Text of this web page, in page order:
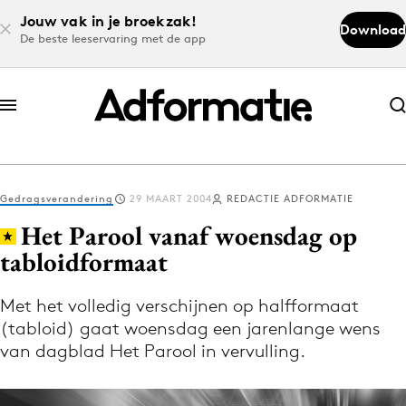
Jouw vak in je broekzak!
De beste leeservaring met de app
Download
Abonneer nu
Abonneer nu
Log in
Volg het laatste nieuws via de Adformatie
Nieuws app
Gedragsverandering 29 MAART 2004 REDACTIE ADFORMATIE
Het Parool vanaf woensdag op
tabloidformaat
Met het volledig verschijnen op halfformaat
(tabloid) gaat woensdag een jarenlange wens
van dagblad Het Parool in vervulling.